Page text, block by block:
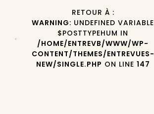
RETOUR À :
WARNING: UNDEFINED VARIABLE
$POSTTYPEHUM IN
/HOME/ENTREVB/WWW/WP-
CONTENT/THEMES/ENTREVUES-
NEW/SINGLE.PHP ON LINE 147